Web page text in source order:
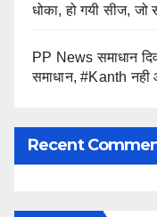
धोका, हो गयी सीज, जो
PP News समाधान
समाधान, #Kanth नही
Recent